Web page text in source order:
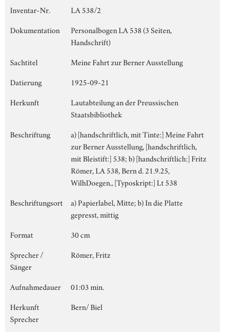
Inventar-Nr.
LA 538/2
Dokumentation
Personalbogen LA 538 (3 Seiten,
Handschrift)
Sachtitel
Meine Fahrt zur Berner Ausstellung
Datierung
1925-09-21
Herkunft
Lautabteilung an der Preussischen
Staatsbibliothek
Beschriftung
a) [handschriftlich, mit Tinte:] Meine Fahrt
zur Berner Ausstellung, [handschriftlich,
mit Bleistift:] 538; b) [handschriftlich:] Fritz
Römer, LA 538, Bern d. 21.9.25,
WilhDoegen., [Typoskript:] Lt 538
Beschriftungsort
a) Papierlabel, Mitte; b) In die Platte
gepresst, mittig
Format
30 cm
Sprecher /
Sänger
Römer, Fritz
Aufnahmedauer
01:03 min.
Herkunft
Sprecher
Bern/ Biel